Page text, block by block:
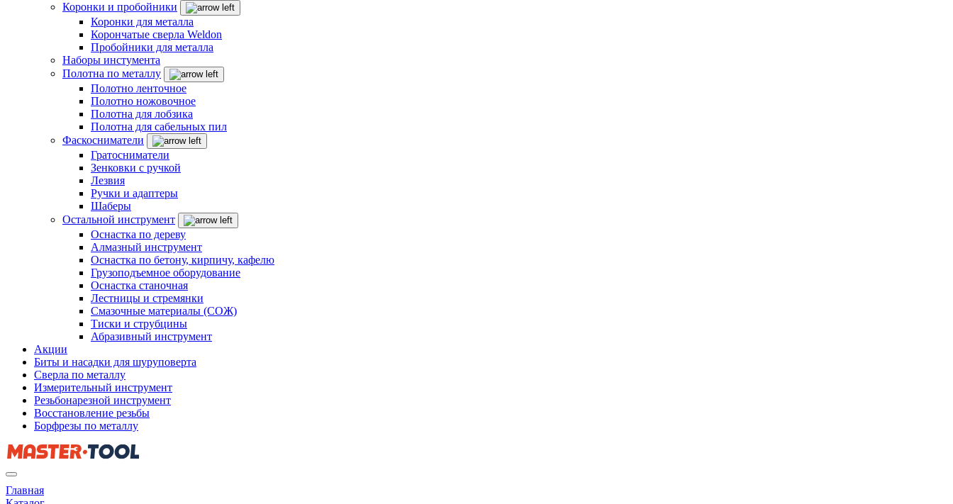
Коронки и пробойники
Коронки для металла
Корончатые сверла Weldon
Пробойники для металла
Наборы инстумента
Полотна по металлу
Полотно ленточное
Полотно ножовочное
Полотна для лобзика
Полотна для сабельных пил
Фаскосниматели
Гратосниматели
Зенковки с ручкой
Лезвия
Ручки и адаптеры
Шаберы
Остальной инструмент
Оснастка по дереву
Алмазный инструмент
Оснастка по бетону, кирпичу, кафелю
Грузоподъемное оборудование
Оснастка станочная
Лестницы и стремянки
Смазочные материалы (СОЖ)
Тиски и струбцины
Абразивный инструмент
Акции
Биты и насадки для шуруповерта
Сверла по металлу
Измерительный инструмент
Резьбонарезной инструмент
Восстановление резьбы
Борфрезы по металлу
Главная